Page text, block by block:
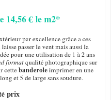
14,56 € le m2*
par excellence grâce a ces
passer le vent mais aussi la
pour une utilisation de 1 à 2 ans
formatqualité photographique sur
cettebanderoleimprimer en une
et 5 de large sans soudure.
prix